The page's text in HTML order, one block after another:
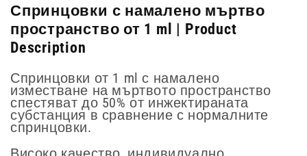
Спринцовки с намалено мъртво
пространство от 1 ml | Product
Description
Спринцовки от 1 ml с намалено
изместване на мъртвото пространство
спестяват до 50% от инжектираната
субстанция в сравнение с нормалните
спринцовки.